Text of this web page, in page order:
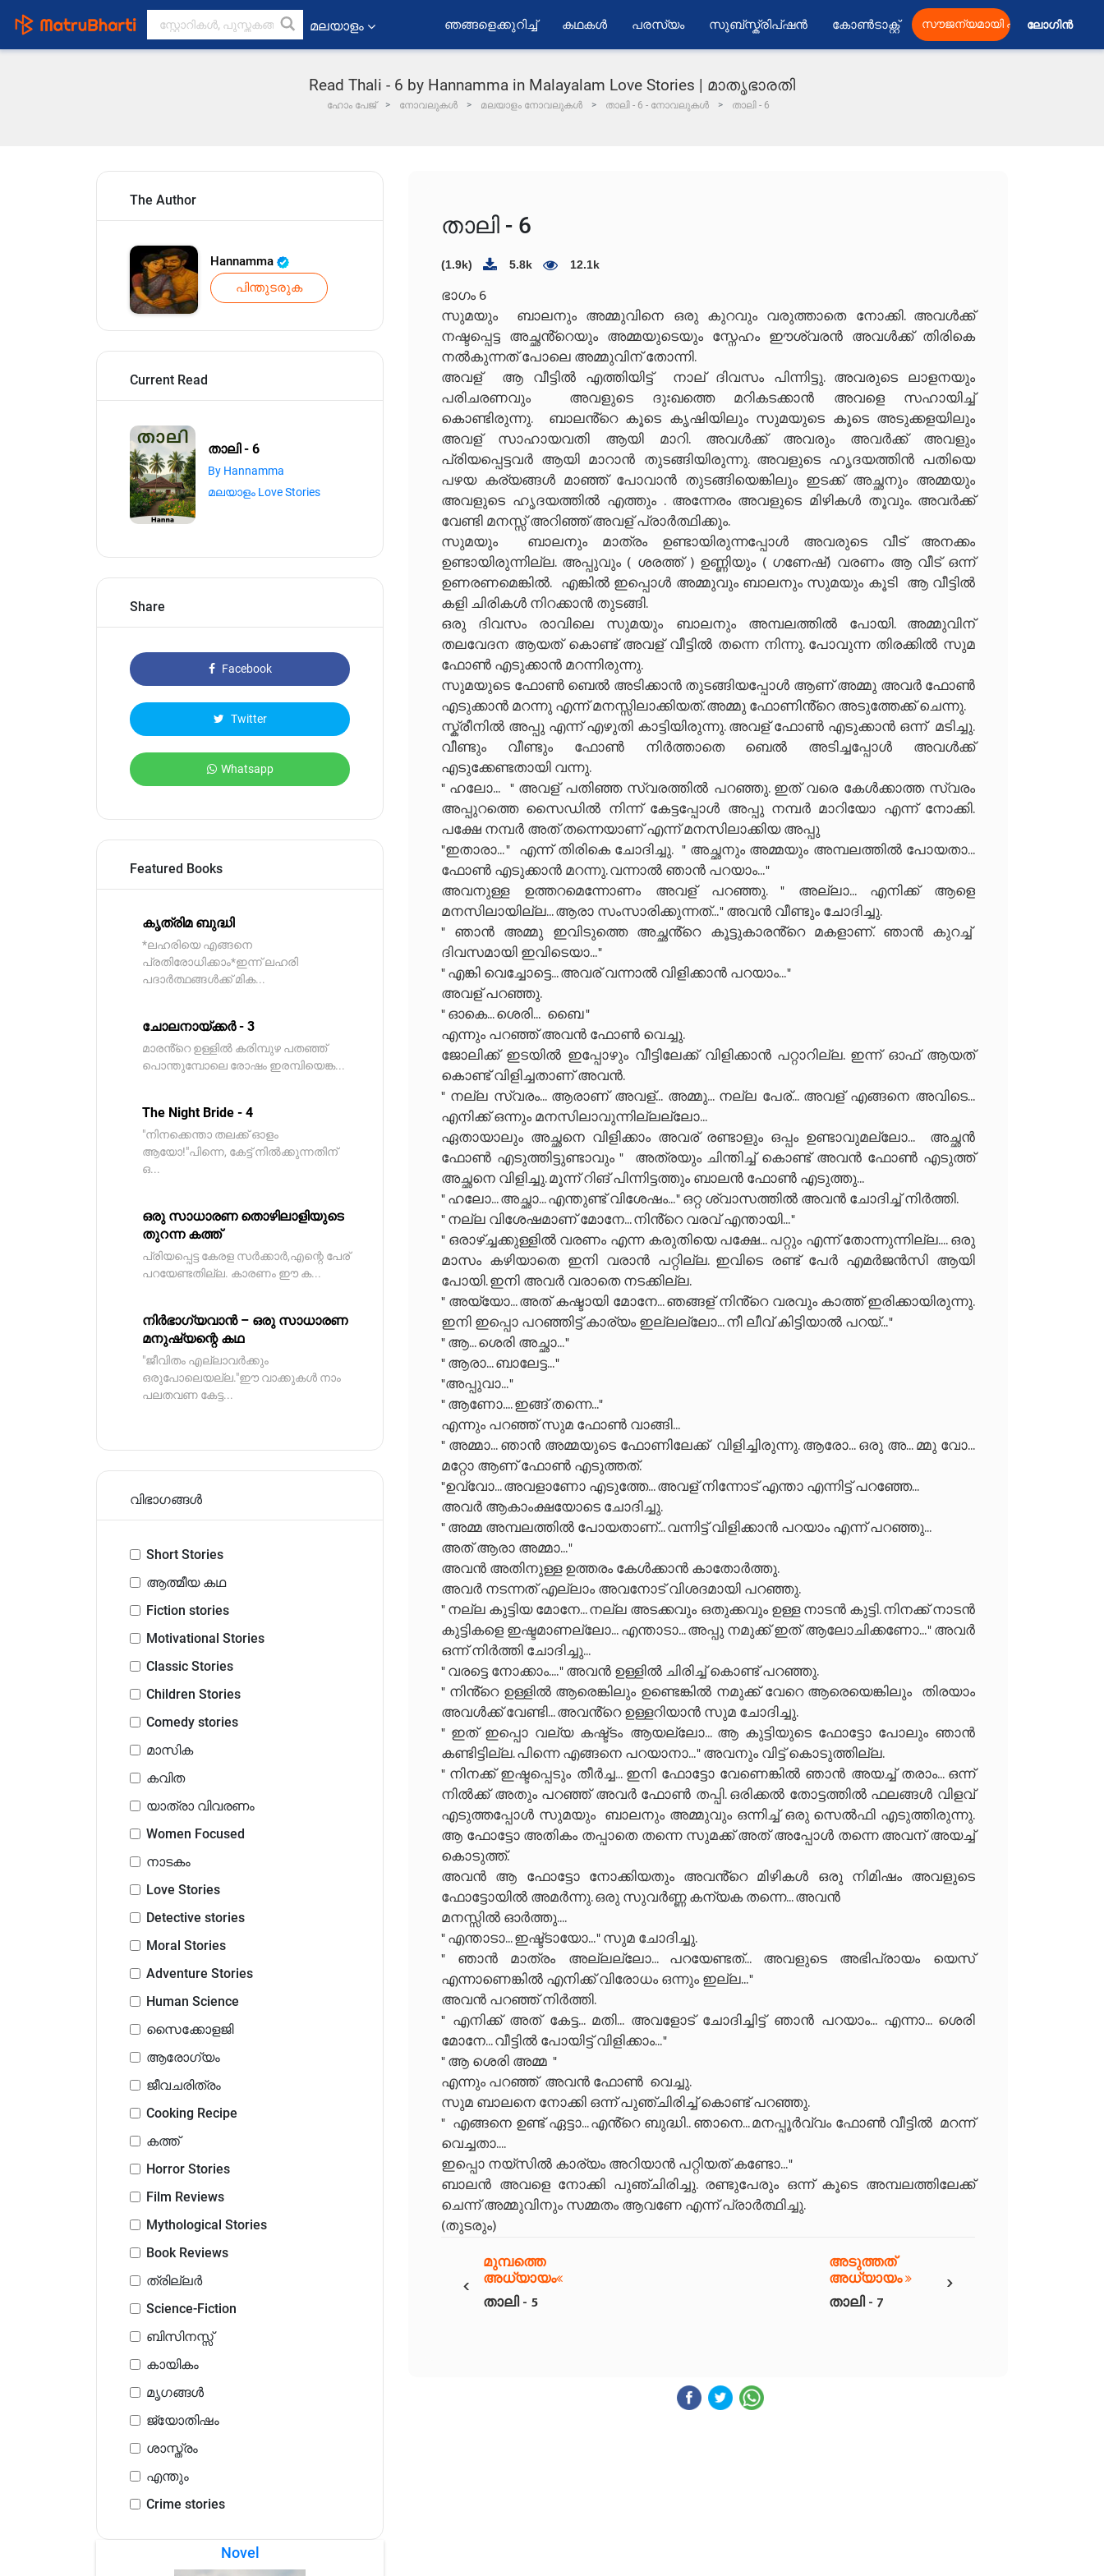
മലയാളം ഞങ്ങളെക്കുറിച്ച് കഥകൾ പരസ്യം സുബ്സ്ക്രിപ്ഷൻ കോൺടാക്റ്റ് സൗജന്യമായി ലോഗിൻ
Read Thali - 6 by Hannamma in Malayalam Love Stories | മാതൃഭാരതി
ഹോം പേജ് നോവലുകൾ മലയാളം നോവലുകൾ താലി - 6 - നോവലുകൾ താലി - 6
The Author
Hannamma
പിന്തുടരുക
Current Read
താലി - 6
By Hannamma
മലയാളം Love Stories
Share
Facebook
Twitter
Whatsapp
Featured Books
കൃത്രിമ ബുദ്ധി
*ലഹരിയെ എങ്ങനെ
പ്രതിരോധിക്കാം*ഇന്ന് ലഹരി
പദാർത്ഥങ്ങൾക്ക് മിക...
ചോലനായ്ക്കർ - 3
മാരൻ്റെ ഉള്ളിൽ കരിമ്പുഴ പതഞ്ഞ്
പൊന്തുമ്പോലെ രോഷം ഇരമ്പിയെങ്ക...
The Night Bride - 4
"നിനക്കെന്താ തലക്ക് ഓളം
ആയോ!"പിന്നെ, കേട്ട് നിൽക്കുന്നതിന്
ഒ...
ഒരു സാധാരണ തൊഴിലാളിയുടെ
തുറന്ന കത്ത്
പ്രിയപ്പെട്ട കേരള സർക്കാർ,എന്റെ പേര്
പറയേണ്ടതില്ല. കാരണം ഈ ക...
നിർഭാഗ്യവാൻ – ഒരു സാധാരണ
മനുഷ്യന്റെ കഥ
"ജീവിതം എല്ലാവർക്കും
ഒരുപോലെയല്ല."ഈ വാക്കുകൾ നാം
പലതവണ കേട്ട...
വിഭാഗങ്ങൾ
Short Stories
ആത്മീയ കഥ
Fiction stories
Motivational Stories
Classic Stories
Children Stories
Comedy stories
മാസിക
കവിത
യാത്രാ വിവരണം
Women Focused
നാടകം
Love Stories
Detective stories
Moral Stories
Adventure Stories
Human Science
സൈക്കോളജി
ആരോഗ്യം
ജീവചരിത്രം
Cooking Recipe
കത്ത്
Horror Stories
Film Reviews
Mythological Stories
Book Reviews
ത്രില്ലർ
Science-Fiction
ബിസിനസ്സ്
കായികം
മൃഗങ്ങൾ
ജ്യോതിഷം
ശാസ്ത്രം
എന്തും
Crime stories
Novel
താലി - 6
(1.9k) 5.8k 12.1k
ഭാഗം 6
സുമയും ബാലനും അമ്മുവിനെ ഒരു കുറവും വരുത്താതെ നോക്കി. അവൾക്ക്
നഷ്ടപ്പെട്ട അച്ഛൻ്റെയും അമ്മയുടെയും സ്നേഹം ഈശ്വരൻ അവൾക്ക് തിരികെ
നൽകുന്നത് പോലെ അമ്മുവിന് തോന്നി.
അവള് ആ വീട്ടിൽ എത്തിയിട്ട് നാല് ദിവസം പിന്നിട്ടു. അവരുടെ ലാളനയും
പരിചരണവും അവളുടെ ദുഃഖത്തെ മറികടക്കാൻ അവളെ സഹായിച്ച്
കൊണ്ടിരുന്നു. ബാലൻ്റെ കൂടെ കൃഷിയിലും സുമയുടെ കൂടെ അടുക്കളയിലും
അവള് സാഹായവതി ആയി മാറി. അവൾക്ക് അവരും അവർക്ക് അവളും
പ്രിയപ്പെട്ടവർ ആയി മാറാൻ തുടങ്ങിയിരുന്നു. അവളുടെ ഹൃദയത്തിൻ പതിയെ
പഴയ കര്യങ്ങൾ മാഞ്ഞ് പോവാൻ തുടങ്ങിയെങ്കിലും ഇടക്ക് അച്ഛനും അമ്മയും
അവളുടെ ഹൃദയത്തിൽ എത്തും . അന്നേരം അവളുടെ മിഴികൾ തൂവും. അവർക്ക്
വേണ്ടി മനസ്സ് അറിഞ്ഞ് അവള് പ്രാർത്ഥിക്കും.
സുമയും ബാലനും മാത്രം ഉണ്ടായിരുന്നപ്പോൾ അവരുടെ വീട് അനക്കം
ഉണ്ടായിരുന്നില്ല. അപ്പുവും ( ശരത്ത് ) ഉണ്ണിയും ( ഗണേഷ്) വരണം ആ വീട് ഒന്ന്
ഉണരണമെങ്കിൽ. എങ്കിൽ ഇപ്പൊൾ അമ്മുവും ബാലനും സുമയും കൂടി ആ വീട്ടിൽ
കളി ചിരികൾ നിറക്കാൻ തുടങ്ങി.
ഒരു ദിവസം രാവിലെ സുമയും ബാലനും അമ്പലത്തിൽ പോയി. അമ്മുവിന്
തലവേദന ആയത് കൊണ്ട് അവള് വീട്ടിൽ തന്നെ നിന്നു. പോവുന്ന തിരക്കിൽ സുമ
ഫോൺ എടുക്കാൻ മറന്നിരുന്നു.
സുമയുടെ ഫോൺ ബെൽ അടിക്കാൻ തുടങ്ങിയപ്പോൾ ആണ് അമ്മു അവർ ഫോൺ
എടുക്കാൻ മറന്നു എന്ന് മനസ്സിലാക്കിയത്. അമ്മു ഫോണിൻ്റെ അടുത്തേക്ക് ചെന്നു.
സ്ക്രീനിൽ അപ്പു എന്ന് എഴുതി കാട്ടിയിരുന്നു. അവള് ഫോൺ എടുക്കാൻ ഒന്ന് മടിച്ചു.
വീണ്ടും വീണ്ടും ഫോൺ നിർത്താതെ ബെൽ അടിച്ചപ്പോൾ അവൾക്ക്
എടുക്കേണ്ടതായി വന്നു.
" ഹലോ... " അവള് പതിഞ്ഞ സ്വരത്തിൽ പറഞ്ഞു. ഇത് വരെ കേൾക്കാത്ത സ്വരം
അപ്പുറത്തെ സൈഡിൽ നിന്ന് കേട്ടപ്പോൾ അപ്പു നമ്പർ മാറിയോ എന്ന് നോക്കി.
പക്ഷേ നമ്പർ അത് തന്നെയാണ് എന്ന് മനസിലാക്കിയ അപ്പു
"ഇതാരാ... " എന്ന് തിരികെ ചോദിച്ചു. " അച്ഛനും അമ്മയും അമ്പലത്തിൽ പോയതാ...
ഫോൺ എടുക്കാൻ മറന്നു. വന്നാൽ ഞാൻ പറയാം... "
അവനുള്ള ഉത്തറമെന്നോണം അവള് പറഞ്ഞു. " അല്ലാ... എനിക്ക് ആളെ
മനസിലായില്ല... ആരാ സംസാരിക്കുന്നത്... " അവൻ വീണ്ടും ചോദിച്ചു.
" ഞാൻ അമ്മു ഇവിടുത്തെ അച്ഛൻ്റെ കൂട്ടുകാരൻ്റെ മകളാണ്. ഞാൻ കുറച്ച്
ദിവസമായി ഇവിടെയാ... "
" എങ്കി വെച്ചോട്ടെ... അവര് വന്നാൽ വിളിക്കാൻ പറയാം... "
അവള് പറഞ്ഞു.
" ഓകെ... ശെരി... ബൈ "
എന്നും പറഞ്ഞ് അവൻ ഫോൺ വെച്ചു.
ജോലിക്ക് ഇടയിൽ ഇപ്പോഴും വീട്ടിലേക്ക് വിളിക്കാൻ പറ്റാറില്ല. ഇന്ന് ഓഫ് ആയത്
കൊണ്ട് വിളിച്ചതാണ് അവൻ.
" നല്ല സ്വരം... ആരാണ് അവള്... അമ്മു... നല്ല പേര്... അവള് എങ്ങനെ അവിടെ...
എനിക്ക് ഒന്നും മനസിലാവുന്നില്ലല്ലോ...
ഏതായാലും അച്ഛനെ വിളിക്കാം അവര് രണ്ടാളും ഒപ്പം ഉണ്ടാവുമല്ലോ... അച്ഛൻ
ഫോൺ എടുത്തിട്ടുണ്ടാവും " അത്രയും ചിന്തിച്ച് കൊണ്ട് അവൻ ഫോൺ എടുത്ത്
അച്ഛനെ വിളിച്ചു. മൂന്ന് റിങ് പിന്നിട്ടത്തും ബാലൻ ഫോൺ എടുത്തു...
" ഹലോ... അച്ഛാ... എന്തുണ്ട് വിശേഷം... " ഒറ്റ ശ്വാസത്തിൽ അവൻ ചോദിച്ച് നിർത്തി.
" നല്ല വിശേഷമാണ് മോനേ... നിൻ്റെ വരവ് എന്തായി... "
" ഒരാഴ്ച്ചക്കുള്ളിൽ വരണം എന്ന കരുതിയെ പക്ഷേ... പറ്റും എന്ന് തോന്നുന്നില്ല.... ഒരു
മാസം കഴിയാതെ ഇനി വരാൻ പറ്റില്ല. ഇവിടെ രണ്ട് പേർ എമർജൻസി ആയി
പോയി. ഇനി അവർ വരാതെ നടക്കില്ല.
" അയ്യോ... അത് കഷ്ടായി മോനേ... ഞങ്ങള് നിൻ്റെ വരവും കാത്ത് ഇരിക്കായിരുന്നു.
ഇനി ഇപ്പൊ പറഞ്ഞിട്ട് കാര്യം ഇല്ലല്ലോ... നീ ലീവ് കിട്ടിയാൽ പറയ്... "
" ആ... ശെരി അച്ഛാ... "
" ആരാ... ബാലേട്ട... "
"അപ്പുവാ... "
" ആണോ.... ഇങ്ങ് തന്നെ..."
എന്നും പറഞ്ഞ് സുമ ഫോൺ വാങ്ങി...
" അമ്മാ... ഞാൻ അമ്മയുടെ ഫോണിലേക്ക് വിളിച്ചിരുന്നു. ആരോ... ഒരു അ... മ്മു വോ...
മറ്റോ ആണ് ഫോൺ എടുത്തത്.
"ഉവ്വോ... അവളാണോ എടുത്തേ... അവള് നിന്നോട് എന്താ എന്നിട്ട് പറഞ്ഞേ...
അവർ ആകാംക്ഷയോടെ ചോദിച്ചു.
" അമ്മ അമ്പലത്തിൽ പോയതാണ്... വന്നിട്ട് വിളിക്കാൻ പറയാം എന്ന് പറഞ്ഞു...
അത് ആരാ അമ്മാ... "
അവൻ അതിനുള്ള ഉത്തരം കേൾക്കാൻ കാതോർത്തു.
അവർ നടന്നത് എല്ലാം അവനോട് വിശദമായി പറഞ്ഞു.
" നല്ല കുട്ടിയ മോനേ... നല്ല അടക്കവും ഒതുക്കവും ഉള്ള നാടൻ കുട്ടി. നിനക്ക് നാടൻ
കുട്ടികളെ ഇഷ്ടമാണല്ലോ... എന്താടാ... അപ്പു നമുക്ക് ഇത് ആലോചിക്കണോ... " അവർ
ഒന്ന് നിർത്തി ചോദിച്ചു...
" വരട്ടെ നോക്കാം.... " അവൻ ഉള്ളിൽ ചിരിച്ച് കൊണ്ട് പറഞ്ഞു.
" നിൻ്റെ ഉള്ളിൽ ആരെങ്കിലും ഉണ്ടെങ്കിൽ നമുക്ക് വേറെ ആരെയെങ്കിലും തിരയാം
അവൾക്ക് വേണ്ടി... അവൻ്റെ ഉള്ളറിയാൻ സുമ ചോദിച്ചു.
" ഇത് ഇപ്പൊ വല്യ കഷ്ട്ടം ആയല്ലോ... ആ കുട്ടിയുടെ ഫോട്ടോ പോലും ഞാൻ
കണ്ടിട്ടില്ല. പിന്നെ എങ്ങനെ പറയാനാ... " അവനും വിട്ട് കൊടുത്തില്ല.
" നിനക്ക് ഇഷ്ടപ്പെടും തീർച്ച... ഇനി ഫോട്ടോ വേണെങ്കിൽ ഞാൻ അയച്ച് തരാം... ഒന്ന്
നിൽക്ക് അതും പറഞ്ഞ് അവർ ഫോൺ തപ്പി. ഒരിക്കൽ തോട്ടത്തിൽ ഫലങ്ങൾ വിളവ്
എടുത്തപ്പോൾ സുമയും ബാലനും അമ്മുവും ഒന്നിച്ച് ഒരു സെൽഫി എടുത്തിരുന്നു.
ആ ഫോട്ടോ അതികം തപ്പാതെ തന്നെ സുമക്ക് അത് അപ്പോൾ തന്നെ അവന് അയച്ച്
കൊടുത്ത്.
അവൻ ആ ഫോട്ടോ നോക്കിയതും അവൻ്റെ മിഴികൾ ഒരു നിമിഷം അവളുടെ
ഫോട്ടോയിൽ അമർന്നു. ഒരു സുവർണ്ണ കന്യക തന്നെ... അവൻ
മനസ്സിൽ ഓർത്തു....
" എന്താടാ... ഇഷ്ട്ടായോ... " സുമ ചോദിച്ചു.
" ഞാൻ മാത്രം അല്ലല്ലോ... പറയേണ്ടത്... അവളുടെ അഭിപ്രായം യെസ്
എന്നാണെങ്കിൽ എനിക്ക് വിരോധം ഒന്നും ഇല്ല... "
അവൻ പറഞ്ഞ് നിർത്തി.
" എനിക്ക് അത് കേട്ട... മതി... അവളോട് ചോദിച്ചിട്ട് ഞാൻ പറയാം... എന്നാ... ശെരി
മോനേ... വീട്ടിൽ പോയിട്ട് വിളിക്കാം... "
" ആ ശെരി അമ്മ "
എന്നും പറഞ്ഞ് അവൻ ഫോൺ വെച്ചു.
സുമ ബാലനെ നോക്കി ഒന്ന് പുഞ്ചിരിച്ച് കൊണ്ട് പറഞ്ഞു.
" എങ്ങനെ ഉണ്ട് ഏട്ടാ... എൻ്റെ ബുദ്ധി.. ഞാനെ... മനപ്പൂർവ്വം ഫോൺ വീട്ടിൽ മറന്ന്
വെച്ചതാ....
ഇപ്പൊ നയ്‌സിൽ കാര്യം അറിയാൻ പറ്റിയത് കണ്ടോ... "
ബാലൻ അവളെ നോക്കി പുഞ്ചിരിച്ചു. രണ്ടുപേരും ഒന്ന് കൂടെ അമ്പലത്തിലേക്ക്
ചെന്ന് അമ്മുവിനും സമ്മതം ആവണേ എന്ന് പ്രാർത്ഥിച്ചു.
(തുടരും)
‹
മുമ്പത്തെ
അധ്യായം
താലി - 5
›
അടുത്തത്
അധ്യായം
താലി - 7